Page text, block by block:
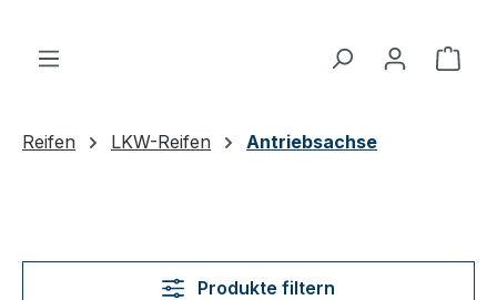
Reifen LKW-Reifen Antriebsachse
Produkte filtern